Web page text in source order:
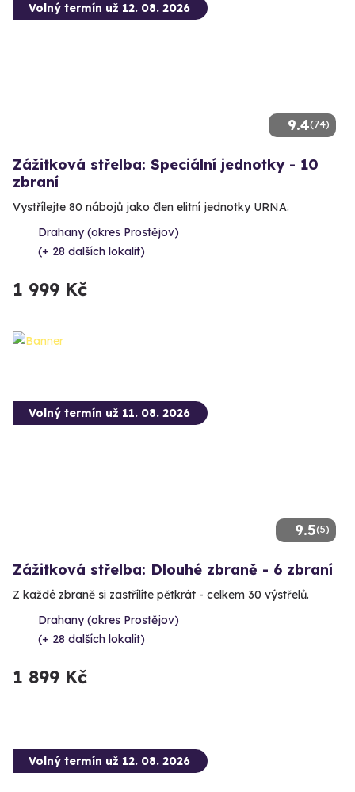
9.4(74)
Volný termín už 12. 08. 2026
Zážitková střelba: Speciální jednotky - 10
zbraní
Vystřílejte 80 nábojů jako člen elitní jednotky URNA.
Drahany (okres Prostějov)
(+ 28 dalších lokalit)
1 999 Kč
9.5(5)
Volný termín už 11. 08. 2026
Zážitková střelba: Dlouhé zbraně - 6 zbraní
Z každé zbraně si zastřílíte pětkrát - celkem 30 výstřelů.
Drahany (okres Prostějov)
(+ 28 dalších lokalit)
1 899 Kč
Volný termín už 12. 08. 2026